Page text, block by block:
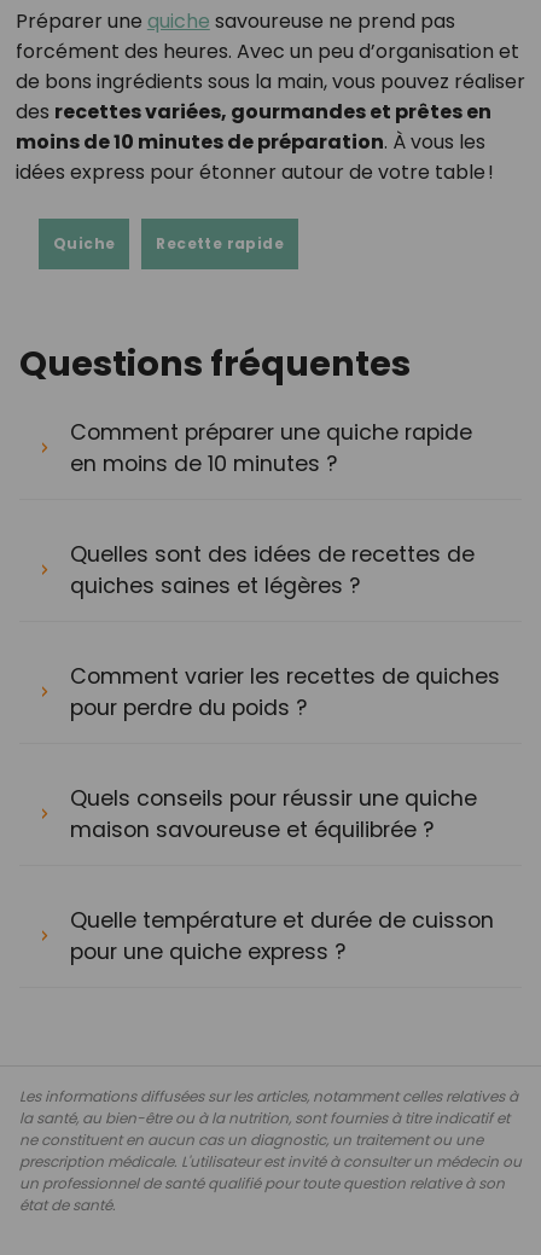
Préparer une quiche savoureuse ne prend pas
forcément des heures. Avec un peu d’organisation et
de bons ingrédients sous la main, vous pouvez réaliser
des recettes variées, gourmandes et prêtes en
moins de 10 minutes de préparation. À vous les
idées express pour étonner autour de votre table !
Quiche Recette rapide
Questions fréquentes
Comment préparer une quiche rapide
en moins de 10 minutes ?
Quelles sont des idées de recettes de
quiches saines et légères ?
Comment varier les recettes de quiches
pour perdre du poids ?
Quels conseils pour réussir une quiche
maison savoureuse et équilibrée ?
Quelle température et durée de cuisson
pour une quiche express ?
Les informations diffusées sur les articles, notamment celles relatives à
la santé, au bien-être ou à la nutrition, sont fournies à titre indicatif et
ne constituent en aucun cas un diagnostic, un traitement ou une
prescription médicale. L'utilisateur est invité à consulter un médecin ou
un professionnel de santé qualifié pour toute question relative à son
état de santé.